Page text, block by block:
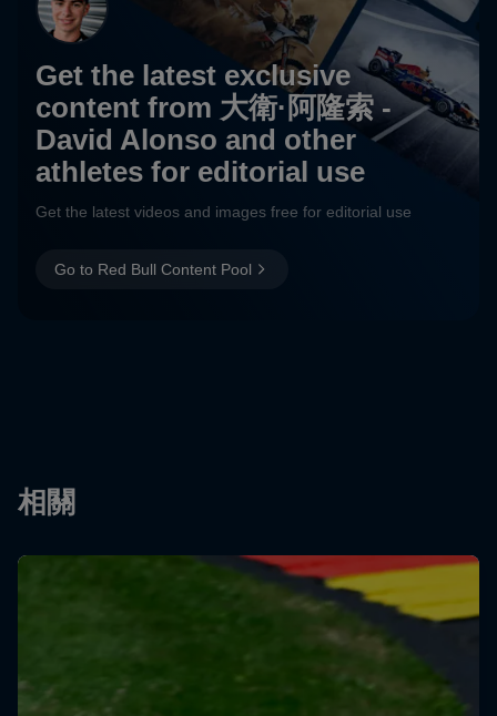
Get the latest exclusive
content from 大衛·阿隆索 -
David Alonso and other
athletes for editorial use
Get the latest videos and images free for editorial use
Go to Red Bull Content Pool
相關